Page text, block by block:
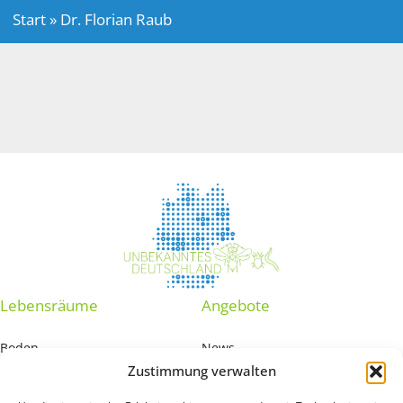
Zustimmung verwalten
Start» Dr. Florian Raub
Lebensräume
Boden
Angebote
News
Interaktive Karte